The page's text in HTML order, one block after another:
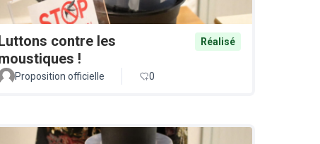
contre les
!
Réalisé
Proposition officielle 0